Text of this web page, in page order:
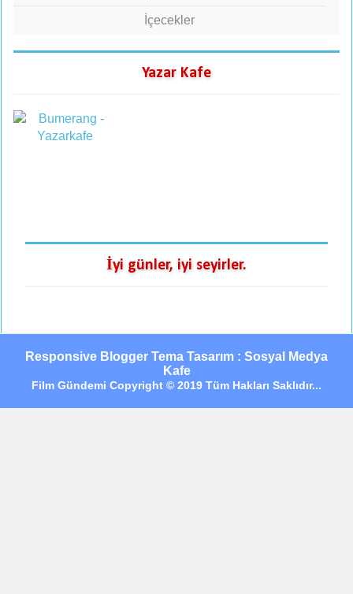
İçecekler
Yazar Kafe
İyi günler, iyi seyirler.
Responsive Blogger Tema Tasarım : Sosyal Medya
Kafe
Film Gündemi Copyright © 2019 Tüm Hakları Saklıdır...